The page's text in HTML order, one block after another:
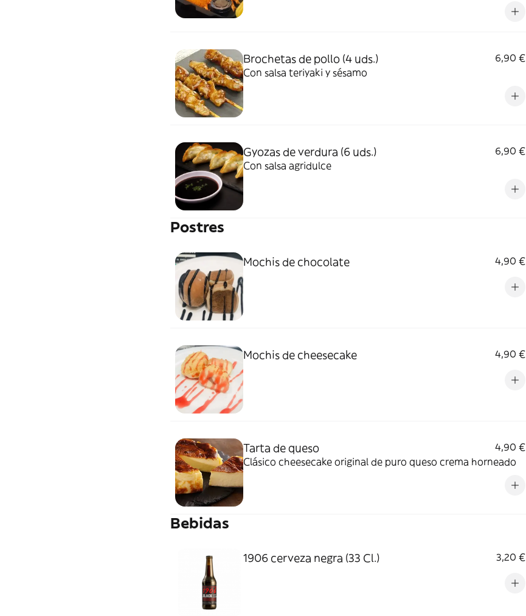
Brochetas de pollo (4 uds.)
6,90 €
Con salsa teriyaki y sésamo
Gyozas de verdura (6 uds.)
6,90 €
Con salsa agridulce
Postres
Mochis de chocolate 4,90 €
Mochis de cheesecake 4,90 €
Tarta de queso
4,90 €
Clásico cheesecake original de puro queso crema horneado
Bebidas
1906 cerveza negra (33 Cl.) 3,20 €